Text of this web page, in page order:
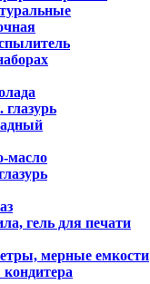
масло
гель для печати
мерные емкости